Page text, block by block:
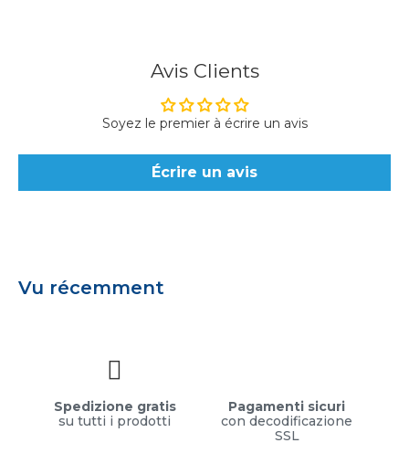
Avis Clients
Soyez le premier à écrire un avis
Écrire un avis
Vu récemment
Spedizione gratis
su tutti i prodotti
Pagamenti sicuri
con decodificazione
SSL